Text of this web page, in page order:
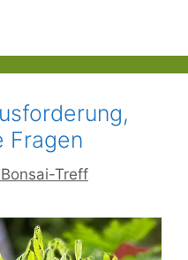
Fragen
Treff